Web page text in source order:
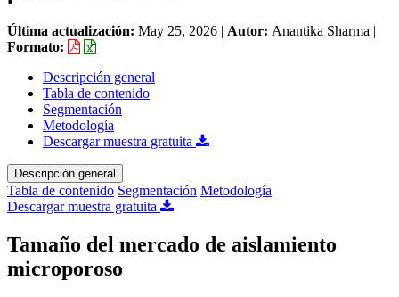
Última actualización: May 25, 2026 | Autor: Anantika Sharma |
Formato:
Descripción general
Tabla de contenido
Segmentación
Metodología
Descargar muestra gratuita
Descripción general
Tabla de contenido Segmentación Metodología
Descargar muestra gratuita
Tamaño del mercado de aislamiento
microporoso